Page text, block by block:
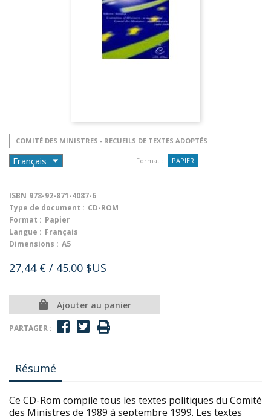
COMITÉ DES MINISTRES - RECUEILS DE TEXTES ADOPTÉS
Format : PAPIER
ISBN 978-92-871-4087-6
Type de document : CD-ROM
Format : Papier
Langue : Français
Dimensions : A5
27,44 € / 45.00 $US
Ajouter au panier
PARTAGER :
Résumé
Ce CD-Rom compile tous les textes politiques du Comité
des Ministres de 1989 à septembre 1999. Les textes